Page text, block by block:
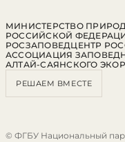
МИНИСТЕРСТВО
РОССИЙСКОЙ
РОСЗАПОВЕДЦЕНТР
АССОЦИАЦИЯ
АЛТАЙ-САЯНСКОГО
РЕШАЕМ ВМЕСТЕ
© ФГБУ Национальный